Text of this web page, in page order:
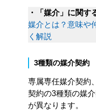
・「媒介」に関す
媒介とは？意味や
く解説
3種類の媒介契約
専属専任媒介契約
契約の3種類の媒
が異なります。